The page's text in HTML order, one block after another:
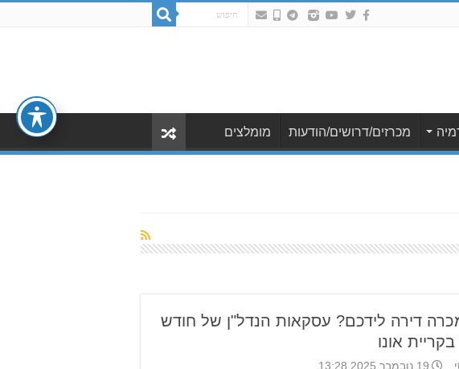
מכרזים/דרושים/הודעות מומלצים
דירה לידכם? עסקאות הנדל"ן של חודש
אונו
19 נובמבר 2025 13:28